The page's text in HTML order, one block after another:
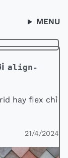
MENU
align-
hay flex chỉ
21/4/2024